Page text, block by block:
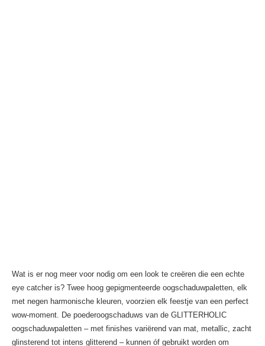
Wat is er nog meer voor nodig om een look te creëren die een echte
eye catcher is? Twee hoog gepigmenteerde oogschaduwpaletten, elk
met negen harmonische kleuren, voorzien elk feestje van een perfect
wow-moment. De poederoogschaduws van de GLITTERHOLIC
oogschaduwpaletten – met finishes variërend van mat, metallic, zacht
glinsterend tot intens glitterend – kunnen óf gebruikt worden om